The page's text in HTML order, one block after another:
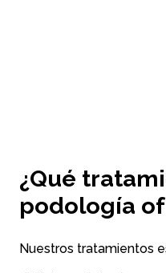
¿Qué
podología
Nuestros tratamientos